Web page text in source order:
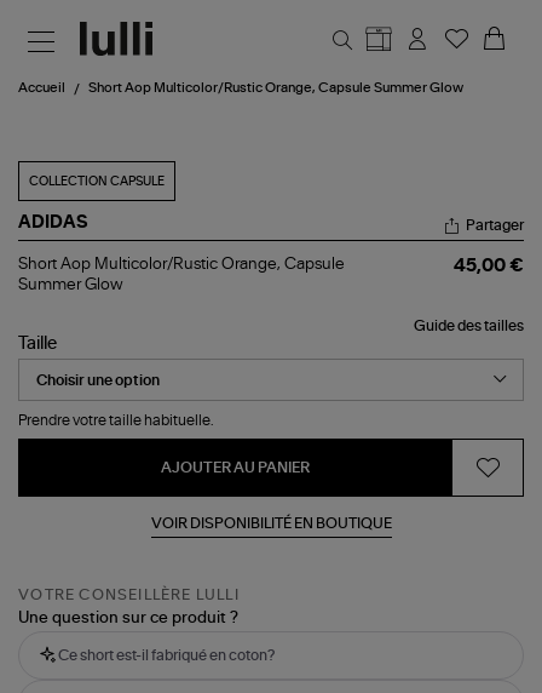
Accueil Short Aop Multicolor/Rustic Orange, Capsule Summer Glow
COLLECTION CAPSULE
ADIDAS
Short
Aop
Capsule
Summer
Glow
Partager
Short Aop Multicolor/Rustic Orange, Capsule
Summer Glow
45,00 €
Guide des tailles
Taille
Prendre votre taille habituelle.
AJOUTER AU PANIER
VOIR DISPONIBILITÉ EN BOUTIQUE
VOTRE CONSEILLÈRE LULLI
Une question sur ce produit ?
Ce short est-il fabriqué en coton?